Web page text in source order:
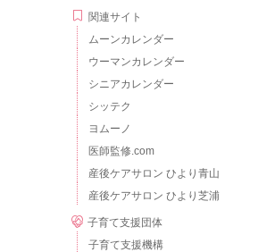
関連サイト
ムーンカレンダー
ウーマンカレンダー
シニアカレンダー
シッテク
ヨムーノ
医師監修.com
産後ケアサロン ひより青山
産後ケアサロン ひより芝浦
子育て支援団体
子育て支援機構